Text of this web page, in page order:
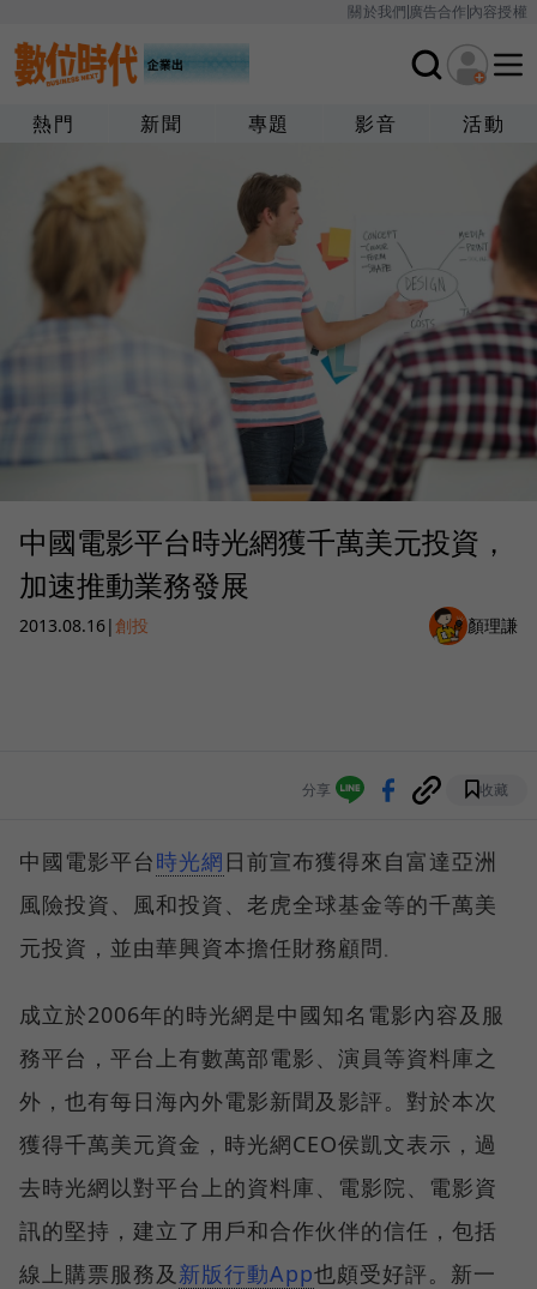
關於我們廣告合作內容授權
熱門 新聞 專題 影音 活動
中國電影平台時光網獲千萬美元投資，
加速推動業務發展
2013.08.16|創投 顏理謙
分享 收藏
中國電影平台時光網 日前宣布獲得來自富達亞洲
風險投資、風和投資、老虎全球基金等的千萬美
元投資，並由華興資本擔任財務顧問
成立於2006年的時光網是中國知名電影內容及服
務平台，平台上有數萬部電影、演員等資料庫之
外，也有每日海內外電影新聞及影評。對於本次
獲得千萬美元資金，時光網CEO侯凱文表示，過
去時光網以對平台上的資料庫、電影院、電影資
訊的堅持，建立了用戶和合作伙伴的信任，包括
線上購票服務及 新版行動App也頗受好評。新一